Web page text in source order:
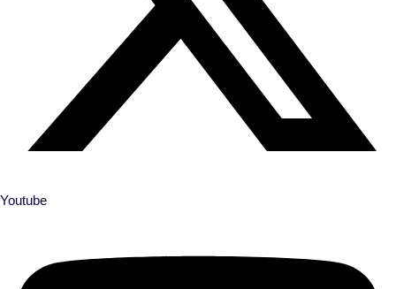
Youtube